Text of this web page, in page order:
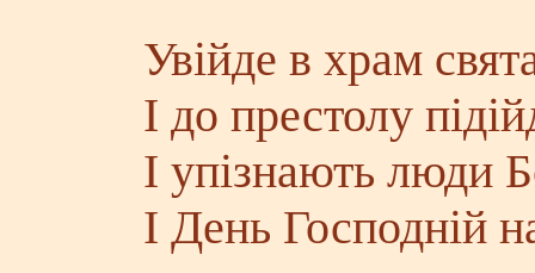
Увійде в храм
І до престолу
І упізнають люди
І День Господній